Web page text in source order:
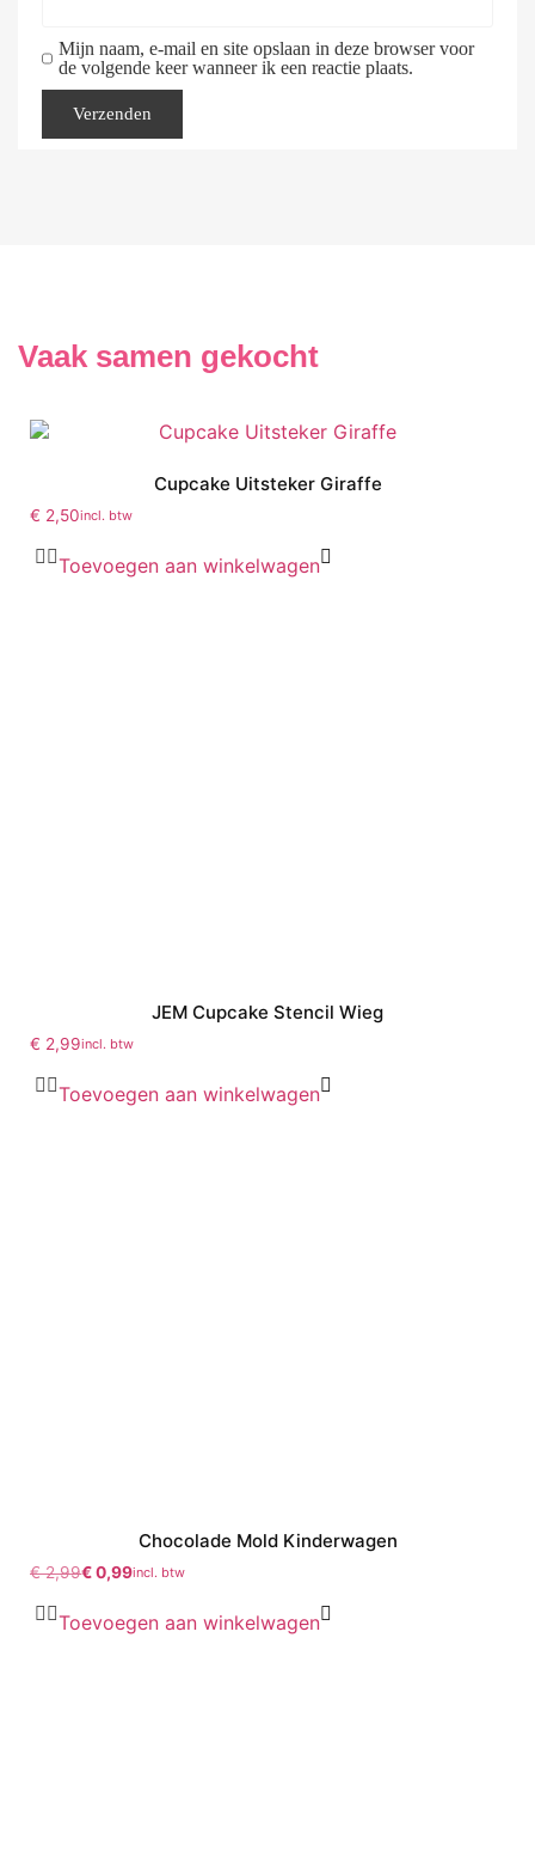
Mijn naam, e-mail en site opslaan in deze browser voor
de volgende keer wanneer ik een reactie plaats.
Vaak samen gekocht
Cupcake Uitsteker Giraffe
€ 2,50incl. btw
Toevoegen aan winkelwagen
JEM Cupcake Stencil Wieg
€ 2,99incl. btw
Toevoegen aan winkelwagen
Chocolade Mold Kinderwagen
€2,99€0,99incl. btw
Toevoegen aan winkelwagen